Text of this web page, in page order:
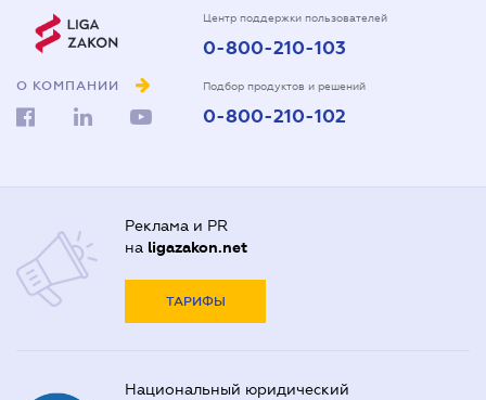
О КОМПАНИИ
Центр поддержки пользователей
0-800-210-103
Подбор продуктов и решений
0-800-210-102
Реклама и PR
на ligazakon.net
ТАРИФЫ
Национальный юридический